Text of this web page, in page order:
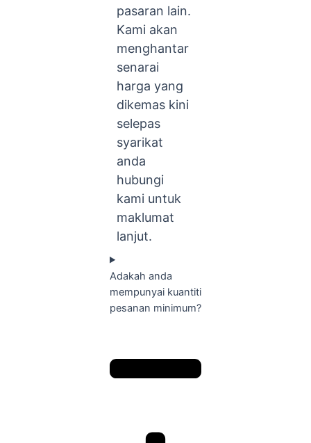
pasaran lain.
Kami akan
menghantar
senarai
harga yang
dikemas kini
selepas
syarikat
anda
hubungi
kami untuk
maklumat
lanjut.
Adakah anda
mempunyai kuantiti
pesanan minimum?